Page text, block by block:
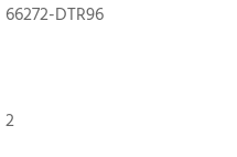
66272-DTR96
2